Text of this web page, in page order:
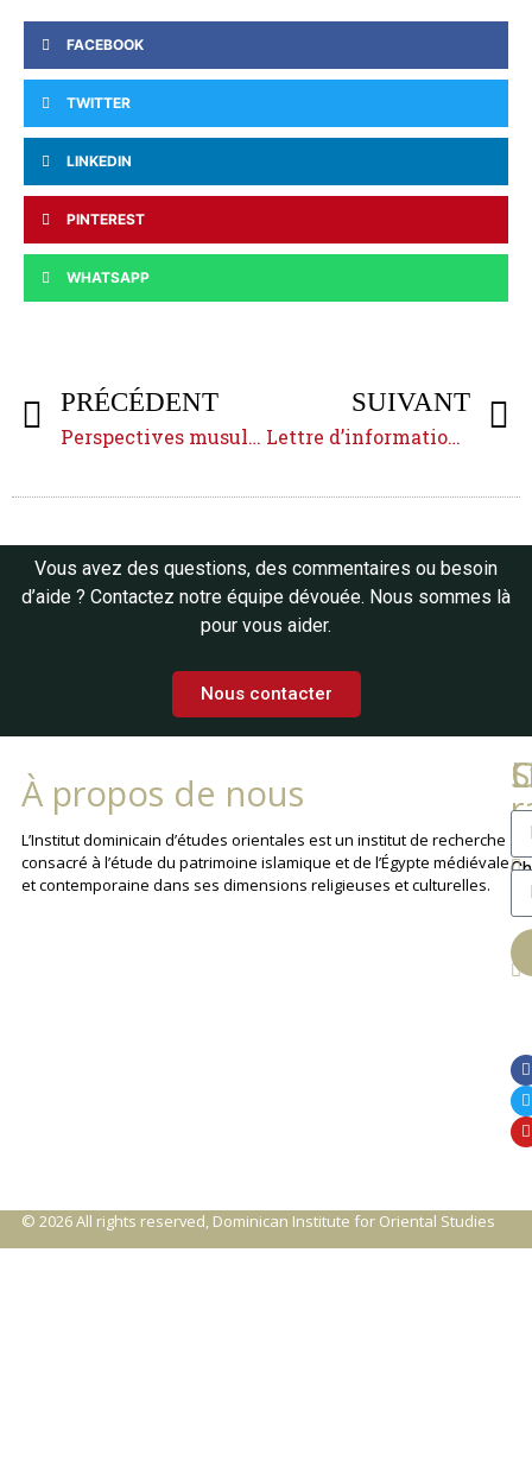
FACEBOOK
TWITTER
LINKEDIN
PINTEREST
WHATSAPP
PRÉCÉDENT
Perspectives musulmanes sur le dialogue interreligieux
SUIVANT
Lettre d’information — décembre 2018
Vous avez des questions, des commentaires ou besoin
d’aide ? Contactez notre équipe dévouée. Nous sommes là
pour vous aider.
Nous contacter
À propos de nous
L’Institut dominicain d’études orientales est un institut de recherche
consacré à l’étude du patrimoine islamique et de l’Égypte médiévale
et contemporaine dans ses dimensions religieuses et culturelles.
La
© 2026 All rights reserved, Dominican Institute for Oriental Studies